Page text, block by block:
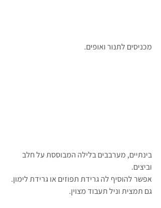
מכניסים לתנור ואופים.
בינתיים, מערבבים בלילה המבוססת על חלב
וביצים.
אפשר להוסיף לה גרידת תפוזים או גרידת לימון.
גם תמצית וניל תעבוד מצוין.